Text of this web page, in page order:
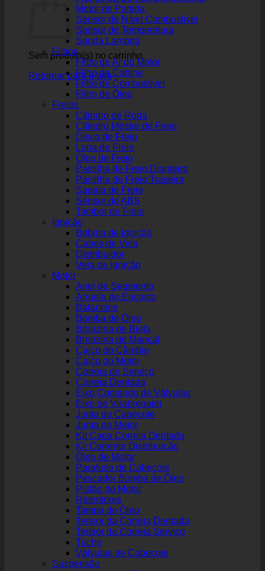
Sem produto(s) no carrinho.
Retornar para a loja
Motor de Partida
Sensor de Nível Combustível
Sensor de Temperatura
Sonda Lambda
Filtros
Filtro de Ar do Motor
Filtro de Cabine
Filtro de Combustível
Filtro de Óleo
Freios
Cilindro de Roda
Cilindro Mestre de Freio
Disco de Freio
Lona de Freio
Óleo de Freio
Pastilha de Freio Dianteiro
Pastilha de Freio Traseira
Sapata de Freio
Sensor do ABS
Tambor de Freio
Ignição
Bobina de Ignição
Cabos de Vela
Distribuidor
Vela de Ignição
Motor
Anel de Segmento
Arruela de Encosto
Balancins
Bomba de Óleo
Bronzina de Biela
Bronzina de Mancal
Calço do Câmbio
Calço do Motor
Correia de Serviço
Correia Dentada
Eixo Comando de Válvulas
Eixo de Virabrequim
Junta do Cabeçote
Junta do Motor
Kit Capa Correia Dentada
Kit Corrente Distribuição
Óleo de Motor
Parafuso de Cabeçote
Pescador Bomba de Óleo
Pistão do Motor
Retentores
Tampa do Óleo
Tensor da Correia Dentada
Tensor da Correia Serviço
Tucho
Válvulas de Cabeçote
Suspensão